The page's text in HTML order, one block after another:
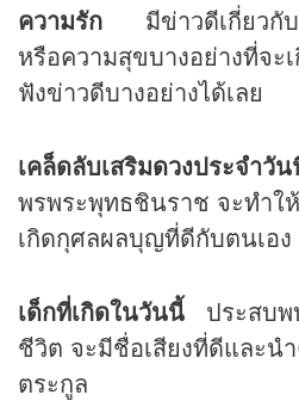
ความรัก มีข่าวดีเกี่ยวกับ
หรือความสุขบางอย่างที่จะ
ฟังข่าวดีบางอย่างได้เลย
เคล็ดลับเสริมดวงประจำวั
พรพระพุทธชินราช จะทำใ
เกิดกุศลผลบุญที่ดีกับตนเอง
เด็กที่เกิดในวันนี้ ประสบพ
ชีวิต จะมีชื่อเสียงที่ดีและน
ตระกูล